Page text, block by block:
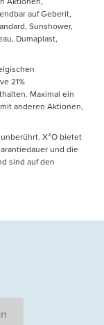
auf Geberit,
Sunshower,
Dumaplast,
21%
Maximal ein
anderen Aktionen,
X²O bietet
und die
sind auf den